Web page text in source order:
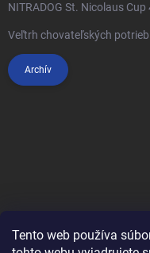
Tento web používa
NITRADOG St. Nicolaus Cup
Veľtrh chovateľských potrieb
Archív